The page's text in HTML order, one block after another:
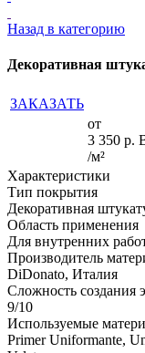
Назад в категорию
Декоративная
ЗАКАЗАТЬ
от
3 350 р.
/м²
Характеристики
Тип покрытия
Декоративная
Область применения
Для внутренних
Производитель
DiDonato, Италия
Сложность создания
9/10
Используемые
Primer Uniformante,